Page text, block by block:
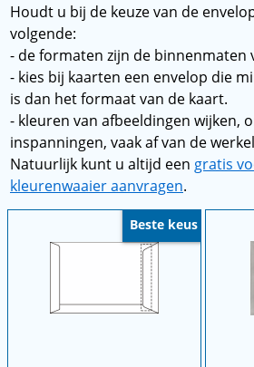
Houdt u bij de keuze van de
volgende:
- de formaten zijn de binnenmaten
- kies bij kaarten een envelop die
is dan het formaat van de kaart.
- kleuren van afbeeldingen wijken,
inspanningen, vaak af van de
Natuurlijk kunt u altijd een gratis
kleurenwaaier aanvragen.
Beste keus